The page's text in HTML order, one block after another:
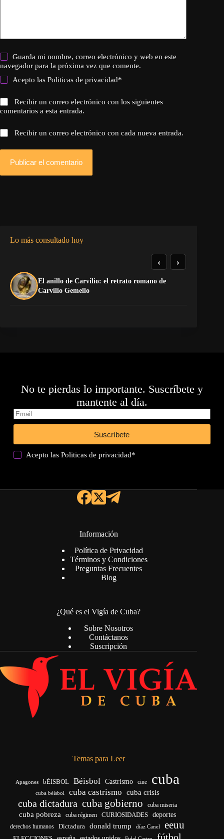
Guarda mi nombre, correo electrónico y web en este
navegador para la próxima vez que comente.
Acepto lasPoliticas de privacidad*
Recibir un correo electrónico con los siguientes
comentarios a esta entrada.
Recibir un correo electrónico con cada nueva entrada.
Publicar el comentario
Lo más consultado hoy
El anillo de Carvilio: el retrato romano de
Carvilio Gemello
‹ ›
No te pierdas lo importante. Suscríbete y
mantente al día.
Suscríbete
Acepto lasPoliticas de privacidad*
Información
Política de Privacidad
Términos y Condiciones
Preguntas Frecuentes
Blog
¿Qué es el Vigía de Cuba?
Sobre Nosotros
Contáctanos
Suscripción
Temas para Leer
Apagones bÉISBOL Béisbol Castrismo cine cuba
cuba béisbol cuba castrismo cuba crisis
cuba dictadura cuba gobierno cuba miseria
cuba pobreza cuba régimen CURIOSIDADES deportes
derechos humanos Dictadura donald trump díaz Canel eeuu